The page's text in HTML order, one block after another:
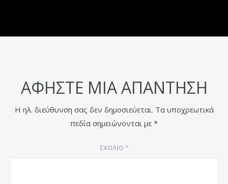
ΑΦΉΣΤΕ ΜΙΑ ΑΠΆΝΤΗΣΗ
Η ηλ. διεύθυνση σας δεν δημοσιεύεται. Τα υποχρεωτικά
πεδία σημειώνονται με *
ΣΧΌΛΙΟ *